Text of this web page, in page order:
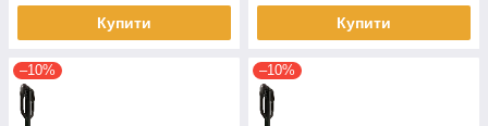
Купити Купити
–10% –10%